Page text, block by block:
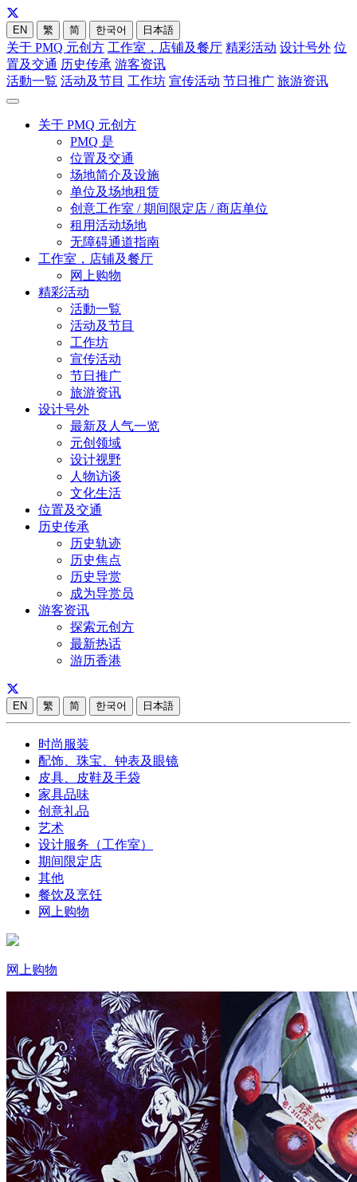
EN 繁 简 한국어 日本語
关于 PMQ 元创方 工作室，店铺及餐厅 精彩活动 设计号外 位
置及交通 历史传承 游客资讯
活動一覧 活动及节目 工作坊 宣传活动 节日推广 旅游资讯
关于 PMQ 元创方
PMQ 是
位置及交通
场地简介及设施
单位及场地租赁
创意工作室 / 期间限定店 / 商店单位
租用活动场地
无障碍通道指南
工作室，店铺及餐厅
网上购物
精彩活动
活動一覧
活动及节目
工作坊
宣传活动
节日推广
旅游资讯
设计号外
最新及人气一览
元创领域
设计视野
人物访谈
文化生活
位置及交通
历史传承
历史轨迹
历史焦点
历史导赏
成为导赏员
游客资讯
探索元创方
最新热话
游历香港
EN 繁 简 한국어 日本語
时尚服装
配饰、珠宝、钟表及眼镜
皮具、皮鞋及手袋
家具品味
创意礼品
艺术
设计服务（工作室）
期间限定店
其他
餐饮及烹饪
网上购物
网上购物